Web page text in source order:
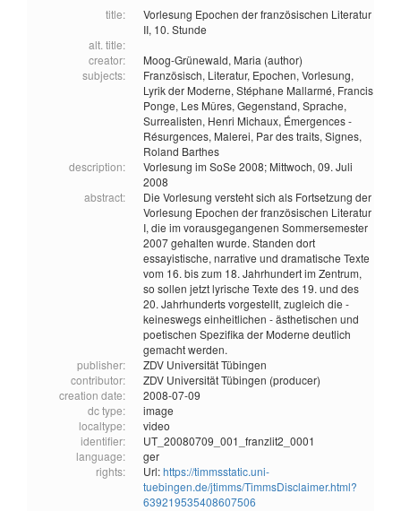
title:
Vorlesung Epochen der französischen Literatur
II, 10. Stunde
alt. title:
creator:
Moog-Grünewald, Maria (author)
subjects:
Französisch, Literatur, Epochen, Vorlesung,
Lyrik der Moderne, Stéphane Mallarmé, Francis
Ponge, Les Mûres, Gegenstand, Sprache,
Surrealisten, Henri Michaux, Émergences -
Résurgences, Malerei, Par des traits, Signes,
Roland Barthes
description:
Vorlesung im SoSe 2008; Mittwoch, 09. Juli
2008
abstract:
Die Vorlesung versteht sich als Fortsetzung der
Vorlesung Epochen der französischen Literatur
I, die im vorausgegangenen Sommersemester
2007 gehalten wurde. Standen dort
essayistische, narrative und dramatische Texte
vom 16. bis zum 18. Jahrhundert im Zentrum,
so sollen jetzt lyrische Texte des 19. und des
20. Jahrhunderts vorgestellt, zugleich die -
keineswegs einheitlichen - ästhetischen und
poetischen Spezifika der Moderne deutlich
gemacht werden.
publisher:
ZDV Universität Tübingen
contributor:
ZDV Universität Tübingen (producer)
creation date:
2008-07-09
dc type:
image
localtype:
video
identifier:
UT_20080709_001_franzlit2_0001
language:
ger
rights:
Url:https://timmsstatic.uni-
tuebingen.de/jtimms/TimmsDisclaimer.html?
639219535408607506